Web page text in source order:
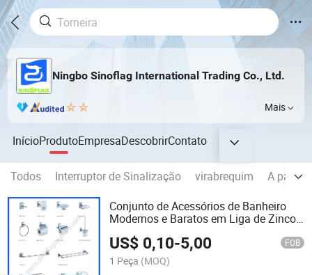
Ningbo Sinoflag International Trading Co., Ltd.
Mais
InícioProdutoEmpresaDescobrirContato
Todos Interruptor de Sinalização virabrequim
A parte
Conjunto de Acessórios de Banheiro
Modernos e Baratos em Liga de Zinco
US$ 0,10-5,00 FOB
1 Peça (MOQ)